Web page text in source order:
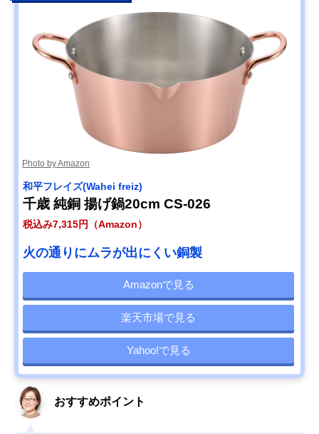
Photo by Amazon
和平フレイズ(Wahei freiz)
千歳 純銅 揚げ鍋20cm CS-026
税込み7,315円（Amazon）
火の通りにムラが出にくい銅製
Amazonで見る
楽天市場で見る
Yahoo!で見る
おすすめポイント